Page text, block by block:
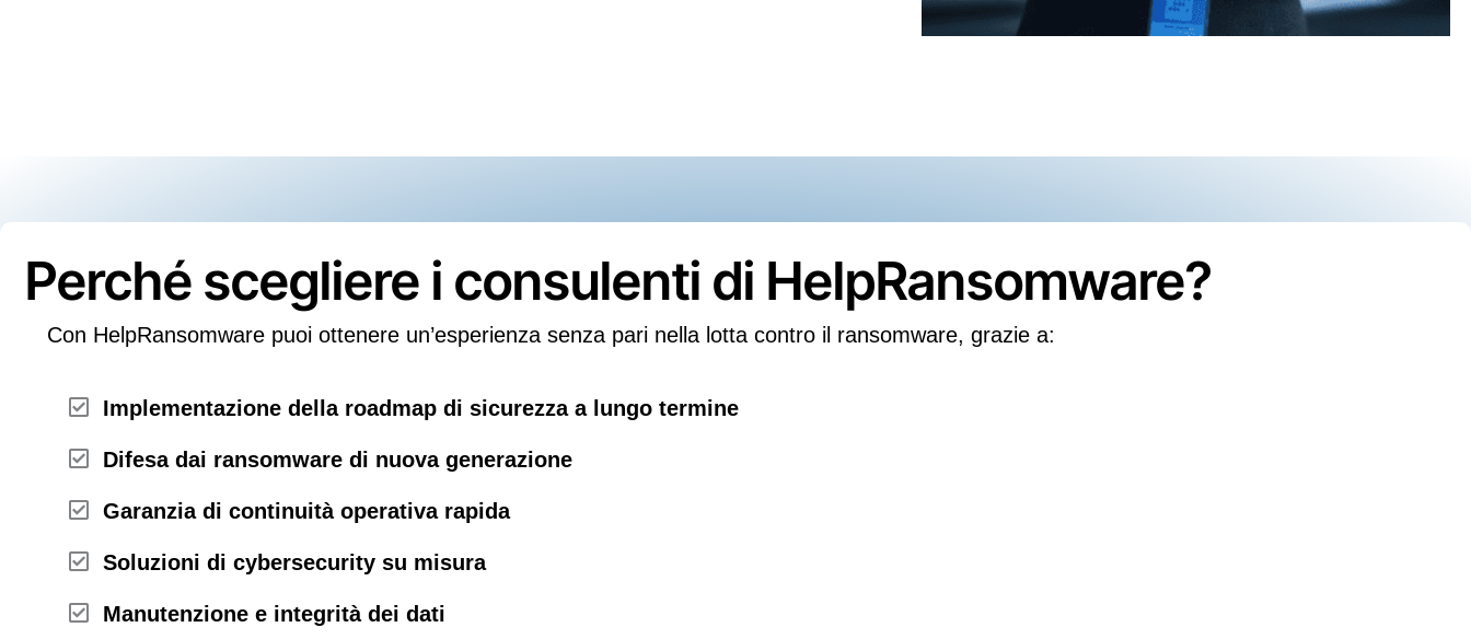
Perché scegliere i consulenti di HelpRansomware?
Con HelpRansomware puoi ottenere un’esperienza senza pari nella lotta contro il ransomware, grazie a:
Implementazione della roadmap di sicurezza a lungo termine
Difesa dai ransomware di nuova generazione
Garanzia di continuità operativa rapida
Soluzioni di cybersecurity su misura
Manutenzione e integrità dei dati